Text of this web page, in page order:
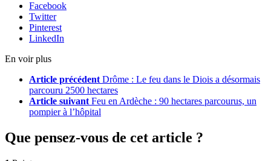
Facebook
Twitter
Pinterest
LinkedIn
En voir plus
Article précédent Drôme : Le feu dans le Diois a désormais
parcouru 2500 hectares
Article suivant Feu en Ardèche : 90 hectares parcourus, un
pompier à l’hôpital
Que pensez-vous de cet article ?